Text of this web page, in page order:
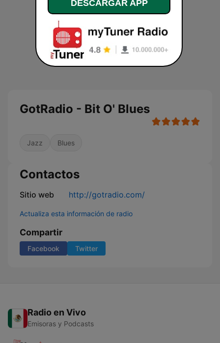
GotRadio - Bit O' Blues
Jazz Blues
Contactos
Sitio web http://gotradio.com/
Actualiza esta información de radio
Compartir
Facebook Twitter
Radio en Vivo
Emisoras y Podcasts
DESCARGAR APP